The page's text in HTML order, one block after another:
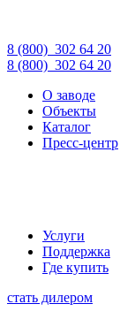
8 (800) 302 64 20
8 (800) 302 64 20
О заводе
Объекты
Каталог
Пресс-центр
Услуги
Поддержка
Где купить
стать дилером